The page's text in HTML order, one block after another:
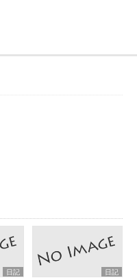
日記
日記